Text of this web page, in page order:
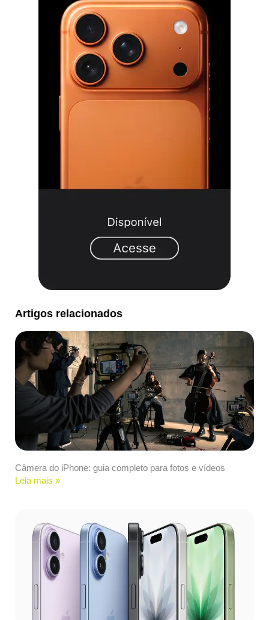
Artigos relacionados
Câmera do iPhone: guia completo para fotos e vídeos
Leia mais »